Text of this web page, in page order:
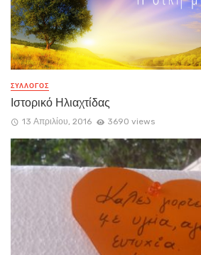
ΣΥΛΛΟΓΟΣ
Ιστορικό Ηλιαχτίδας
13 Απριλίου, 2016 3690 views